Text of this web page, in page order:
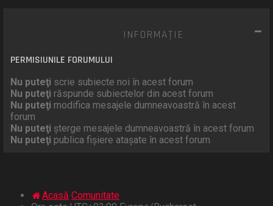
INFORMAŢIE
PERMISIUNILE FORUMULUI
Nu puteţi scrie subiecte noi în acest forum
Nu puteţi răspunde subiectelor din acest forum
Nu puteţi modifica mesajele dumneavoastră în acest
forum
Nu puteţi şterge mesajele dumneavoastră în acest forum
Nu puteţi publica fişiere ataşate în acest forum
Acasă Comunitate